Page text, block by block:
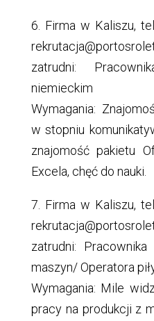
6. Firma w Kaliszu,
zatrudni:
niemieckim
Wymagania:
w stopniu
znajomość pakietu
Excela, chęć do nauki.
7. Firma w Kaliszu,
zatrudni:
maszyn/ Operatora
Wymagania: Mile
pracy na produkcji z